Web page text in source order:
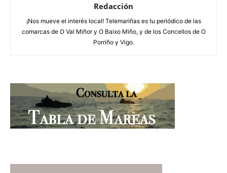
Redacción
¡Nos mueve el interés local! Telemariñas es tu periódico de las
comarcas de O Val Miñor y O Baixo Miño, y de los Concellos de O
Porriño y Vigo.